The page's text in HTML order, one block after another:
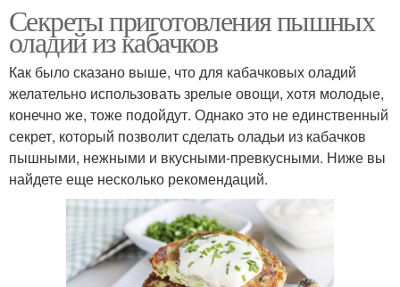
Секреты приготовления пышных
оладий из кабачков
Как было сказано выше, что для кабачковых оладий
желательно использовать зрелые овощи, хотя молодые,
конечно же, тоже подойдут. Однако это не единственный
секрет, который позволит сделать оладьи из кабачков
пышными, нежными и вкусными-превкусными. Ниже вы
найдете еще несколько рекомендаций.